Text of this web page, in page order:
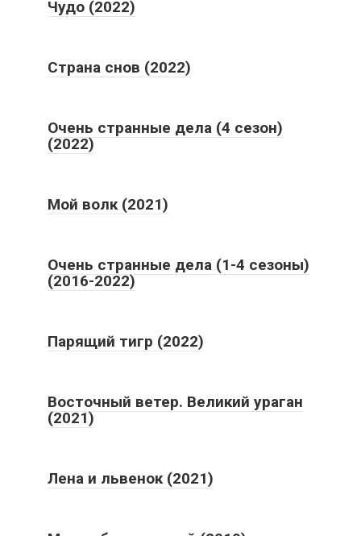
Чудо (2022)
Страна снов (2022)
Очень странные дела (4 сезон)
(2022)
Мой волк (2021)
Очень странные дела (1-4 сезоны)
(2016-2022)
Парящий тигр (2022)
Восточный ветер. Великий ураган
(2021)
Лена и львенок (2021)